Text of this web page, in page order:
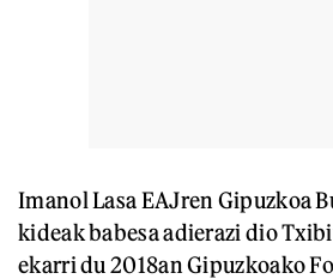
Imanol Lasa EAJren Gipuzkoa
kideak babesa adierazi dio
ekarri du 2018an Gipuzkoako